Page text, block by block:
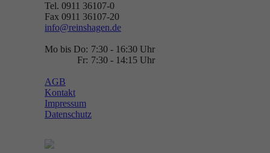
Tel. 0911 36107-0
Fax 0911 36107-20
info@reinshagen.de
Mo bis Do: 7:30 - 16:30 Uhr
Fr: 7:30 - 14:15 Uhr
AGB
Kontakt
Impressum
Datenschutz